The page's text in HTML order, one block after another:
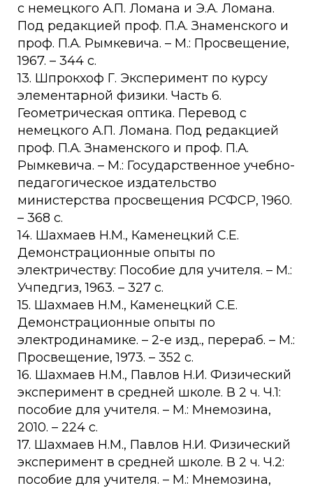
с немецкого А.П. Ломана и Э.А. Ломана.
Под редакцией проф. П.А. Знаменского и
проф. П.А. Рымкевича. – М.: Просвещение,
1967. – 344 с.
13. Шпрокхоф Г. Эксперимент по курсу
элементарной физики. Часть 6.
Геометрическая оптика. Перевод с
немецкого А.П. Ломана. Под редакцией
проф. П.А. Знаменского и проф. П.А.
Рымкевича. – М.: Государственное учебно-
педагогическое издательство
министерства просвещения РСФСР, 1960.
– 368 с.
14. Шахмаев Н.М., Каменецкий С.Е.
Демонстрационные опыты по
электричеству: Пособие для учителя. – М.:
Учпедгиз, 1963. – 327 с.
15. Шахмаев Н.М., Каменецкий С.Е.
Демонстрационные опыты по
электродинамике. – 2-е изд., перераб. – М.:
Просвещение, 1973. – 352 с.
16. Шахмаев Н.М., Павлов Н.И. Физический
эксперимент в средней школе. В 2 ч. Ч.1:
пособие для учителя. – М.: Мнемозина,
2010. – 224 с.
17. Шахмаев Н.М., Павлов Н.И. Физический
эксперимент в средней школе. В 2 ч. Ч.2:
пособие для учителя. – М.: Мнемозина,